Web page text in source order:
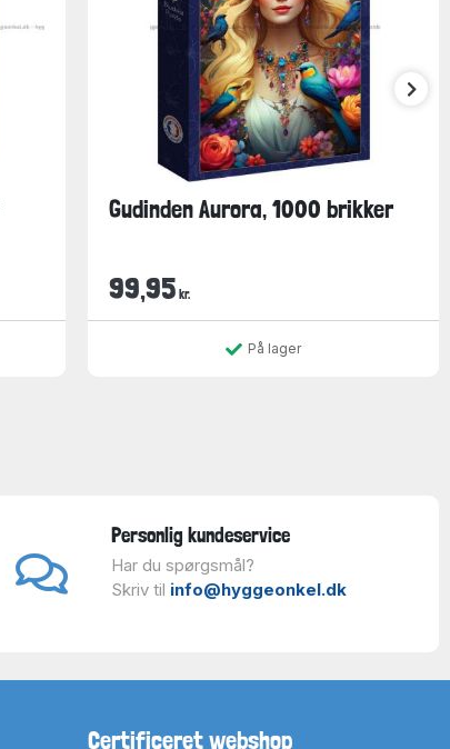
Gudinden Aurora, 1000 brikker
99,95 kr.
På lager
Personlig kundeservice
Har du spørgsmål?
Skriv til info@hyggeonkel.dk
Certificeret webshop